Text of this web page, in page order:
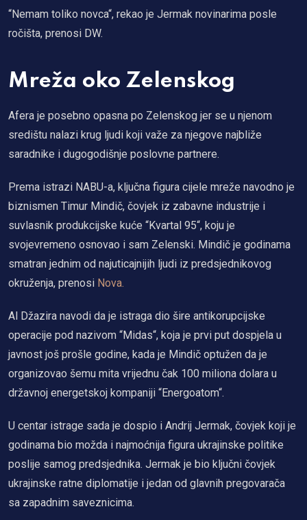
“Nemam toliko novca“, rekao je Jermak novinarima posle
ročišta, prenosi DW.
Mreža oko Zelenskog
Afera je posebno opasna po Zelenskog jer se u njenom
središtu nalazi krug ljudi koji važe za njegove najbliže
saradnike i dugogodišnje poslovne partnere.
Prema istrazi NABU-a, ključna figura cijele mreže navodno je
biznismen Timur Mindič, čovjek iz zabavne industrije i
suvlasnik produkcijske kuće “Kvartal 95“, koju je
svojevremeno osnovao i sam Zelenski. Mindič je godinama
smatran jednim od najuticajnijih ljudi iz predsjednikovog
okruženja, prenosi Nova.
Al Džazira navodi da je istraga dio šire antikorupcijske
operacije pod nazivom “Midas“, koja je prvi put dospjela u
javnost još prošle godine, kada je Mindič optužen da je
organizovao šemu mita vrijednu čak 100 miliona dolara u
državnoj energetskoj kompaniji “Energoatom“.
U centar istrage sada je dospio i Andrij Jermak, čovjek koji je
godinama bio možda i najmoćnija figura ukrajinske politike
poslije samog predsjednika. Jermak je bio ključni čovjek
ukrajinske ratne diplomatije i jedan od glavnih pregovarača
sa zapadnim saveznicima.